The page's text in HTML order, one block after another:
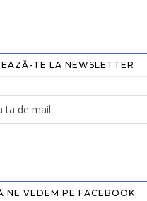
TE LA NEWSLETTER
NE VEDEM PE FACEBOOK